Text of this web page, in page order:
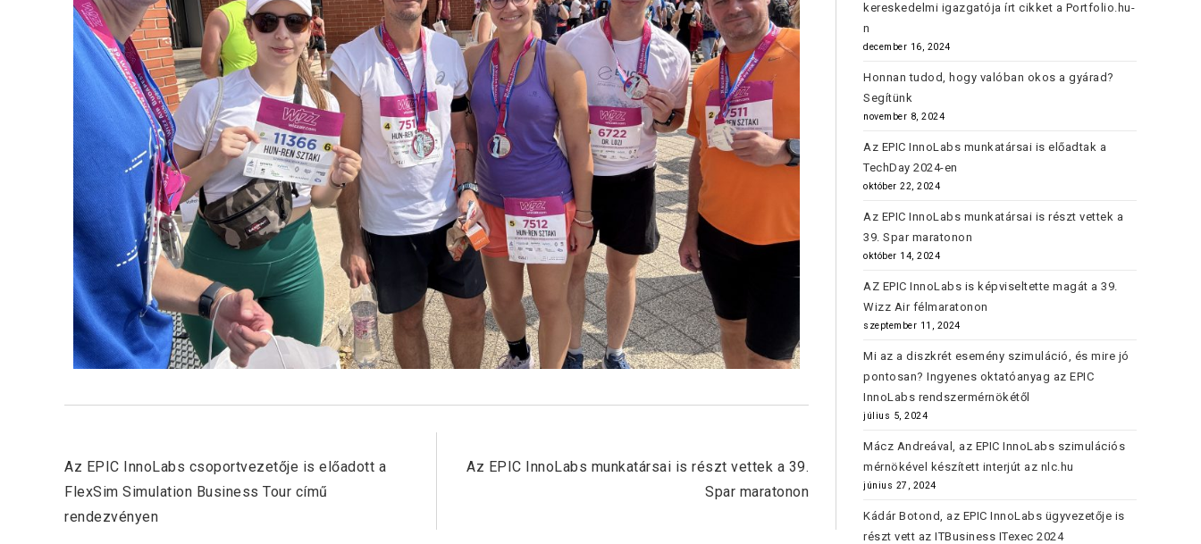
Az EPIC InnoLabs csoportvezetője is előadott a
FlexSim Simulation Business Tour című
rendezvényen
Az EPIC InnoLabs munkatársai is részt vettek a 39.
Spar maratonon
kereskedelmi igazgatója írt cikket a Portfolio.hu-
n
december 16, 2024
Honnan tudod, hogy valóban okos a gyárad?
Segítünk
november 8, 2024
Az EPIC InnoLabs munkatársai is előadtak a
TechDay 2024-en
október 22, 2024
Az EPIC InnoLabs munkatársai is részt vettek a
39. Spar maratonon
október 14, 2024
AZ EPIC InnoLabs is képviseltette magát a 39.
Wizz Air félmaratonon
szeptember 11, 2024
Mi az a diszkrét esemény szimuláció, és mire jó
pontosan? Ingyenes oktatóanyag az EPIC
InnoLabs rendszermérnökétől
július 5, 2024
Mácz Andreával, az EPIC InnoLabs szimulációs
mérnökével készített interjút az nlc.hu
június 27, 2024
Kádár Botond, az EPIC InnoLabs ügyvezetője is
részt vett az ITBusiness ITexec 2024